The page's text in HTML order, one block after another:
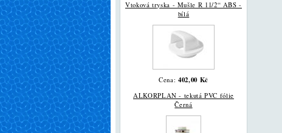
Vtoková tryska - Mušle R 11/2“ ABS -
bílá
Cena:402,00 Kč
ALKORPLAN - tekutá PVC fólie
Černá